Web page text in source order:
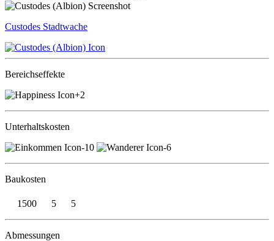
Custodes Stadtwache
Bereichseffekte
+2
Unterhaltskosten
-10
-6
Baukosten
1500 5 5
Abmessungen